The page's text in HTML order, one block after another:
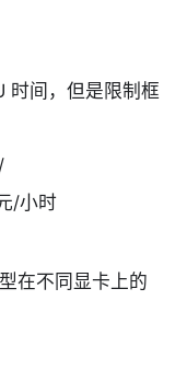
时间，但是限制框
/小时
在不同显卡上的